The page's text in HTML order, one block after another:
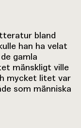
bland
han ha velat
gamla
mänskligt ville
mycket litet var
som människa